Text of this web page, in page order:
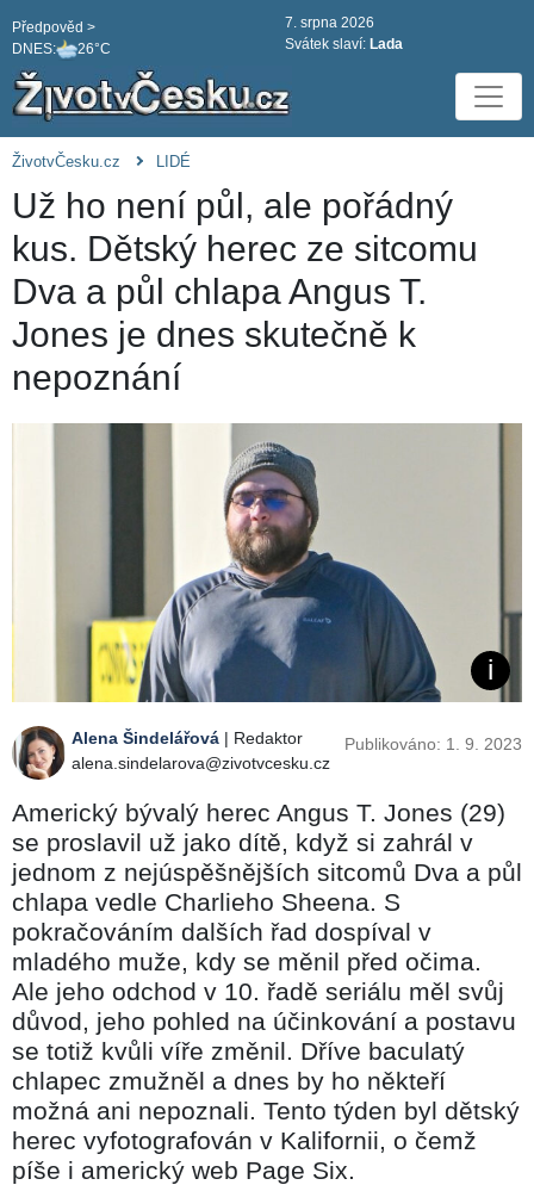
DNES: 26°C
Předpověd >
7. srpna 2026
Svátek slaví: Lada
ŽivotvČesku.cz LIDÉ
Už ho není půl, ale pořádný
kus. Dětský herec ze sitcomu
Dva a půl chlapa Angus T.
Jones je dnes skutečně k
nepoznání
Alena Šindelářová | Redaktor
alena.sindelarova@zivotvcesku.cz
Publikováno: 1. 9. 2023
Americký bývalý herec Angus T. Jones (29)
se proslavil už jako dítě, když si zahrál v
jednom z nejúspěšnějších sitcomů Dva a půl
chlapa vedle Charlieho Sheena. S
pokračováním dalších řad dospíval v
mladého muže, kdy se měnil před očima.
Ale jeho odchod v 10. řadě seriálu měl svůj
důvod, jeho pohled na účinkování a postavu
se totiž kvůli víře změnil. Dříve baculatý
chlapec zmužněl a dnes by ho někteří
možná ani nepoznali. Tento týden byl dětský
herec vyfotografován v Kalifornii, o čemž
píše i americký web Page Six.